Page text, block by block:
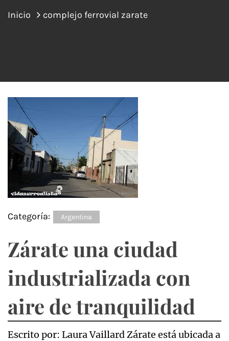
Inicio complejo ferrovial zarate
Categoría: Argentina
Zárate una ciudad
industrializada con
aire de tranquilidad
Escrito por: Laura Vaillard Zárate está ubicada a